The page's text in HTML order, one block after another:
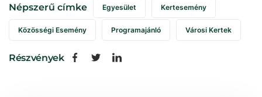
Népszerű címke Egyesület Kertesemény
Közösségi Esemény Programajánló Városi Kertek
Részvények